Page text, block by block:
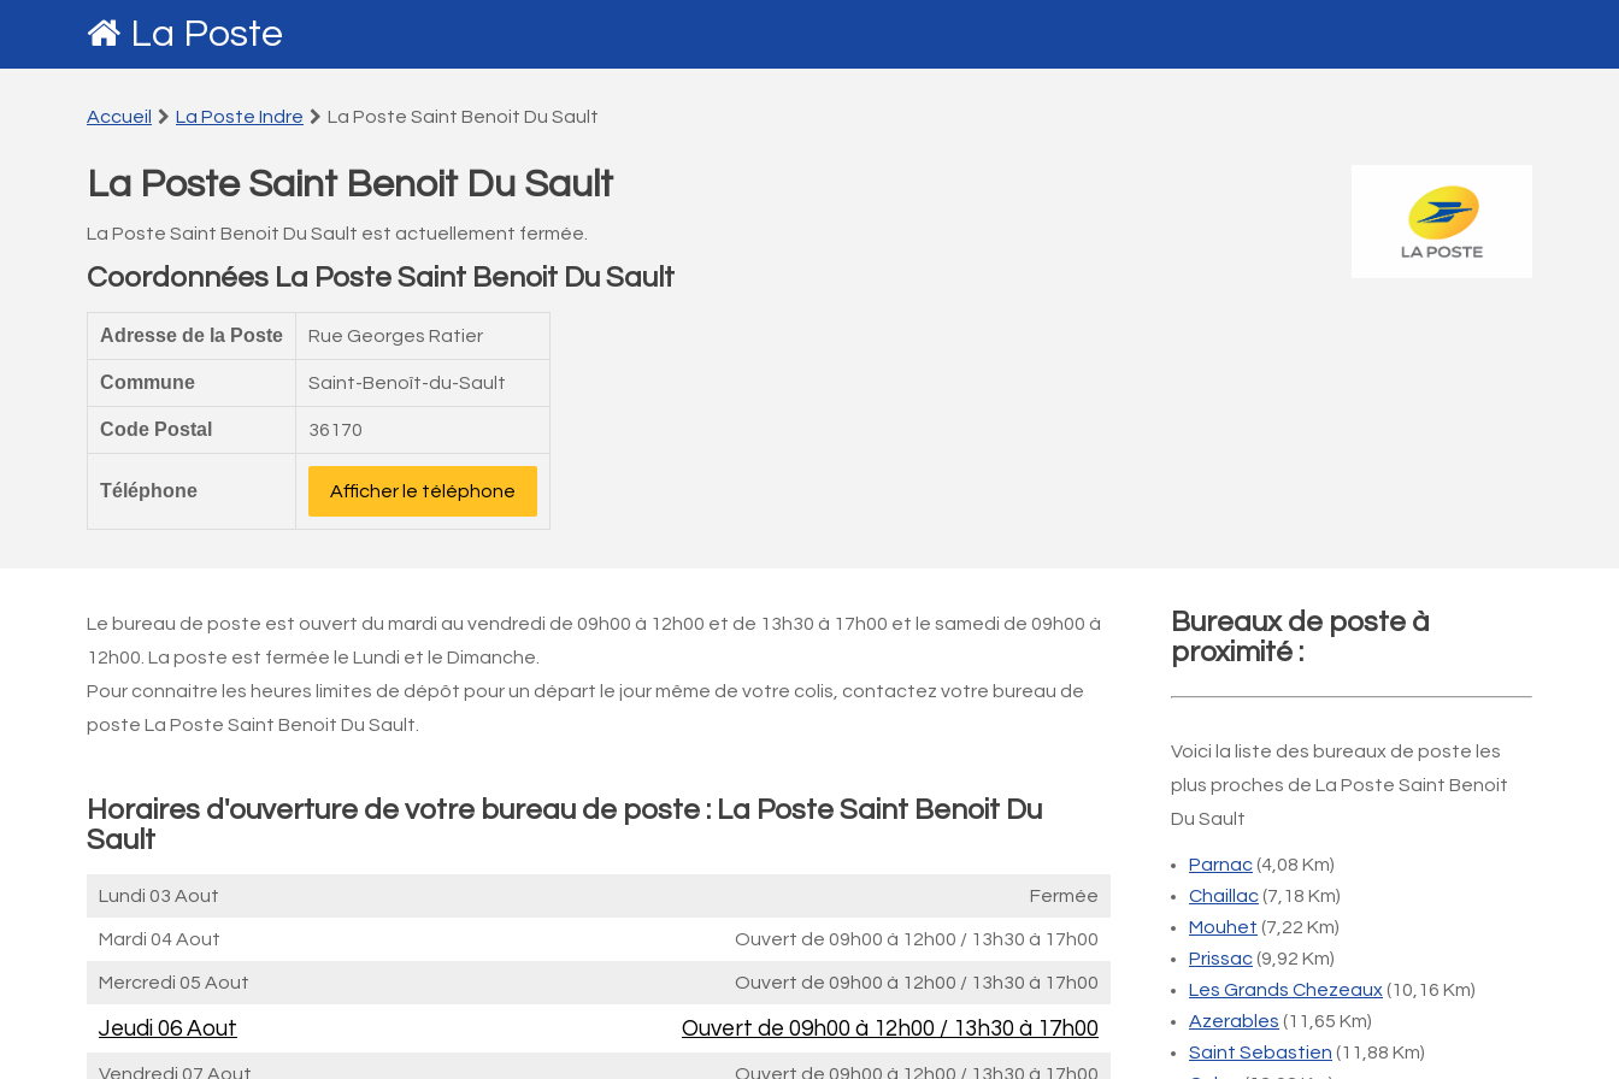
La Poste
Accueil La Poste Indre La Poste Saint Benoit Du Sault
La Poste Saint Benoit Du Sault
La Poste Saint Benoit Du Sault est actuellement fermée.
Coordonnées La Poste Saint Benoit Du Sault
Adresse de la Poste Rue Georges Ratier
Commune Saint-Benoît-du-Sault
Code Postal 36170
Téléphone Afficher le téléphone
Le bureau de poste est ouvert du mardi au vendredi de 09h00 à 12h00 et de 13h30 à 17h00 et le samedi de 09h00 à
12h00. La poste est fermée le Lundi et le Dimanche.
Pour connaitre les heures limites de dépôt pour un départ le jour même de votre colis, contactez votre bureau de
poste La Poste Saint Benoit Du Sault.
Horaires d'ouverture de votre bureau de poste : La Poste Saint Benoit Du
Sault
Lundi 03 Aout Fermée
Mardi 04 Aout Ouvert de 09h00 à 12h00 / 13h30 à 17h00
Mercredi 05 Aout Ouvert de 09h00 à 12h00 / 13h30 à 17h00
Jeudi 06 Aout Ouvert de 09h00 à 12h00 / 13h30 à 17h00
Vendredi 07 Aout Ouvert de 09h00 à 12h00 / 13h30 à 17h00
Bureaux de poste à
proximité :
Voici la liste des bureaux de poste les
plus proches de La Poste Saint Benoit
Du Sault
Parnac(4,08 Km)
Chaillac(7,18 Km)
Mouhet (7,22 Km)
Prissac(9,92 Km)
Les Grands Chezeaux(10,16 Km)
Azerables (11,65 Km)
Saint Sebastien (11,88 Km)